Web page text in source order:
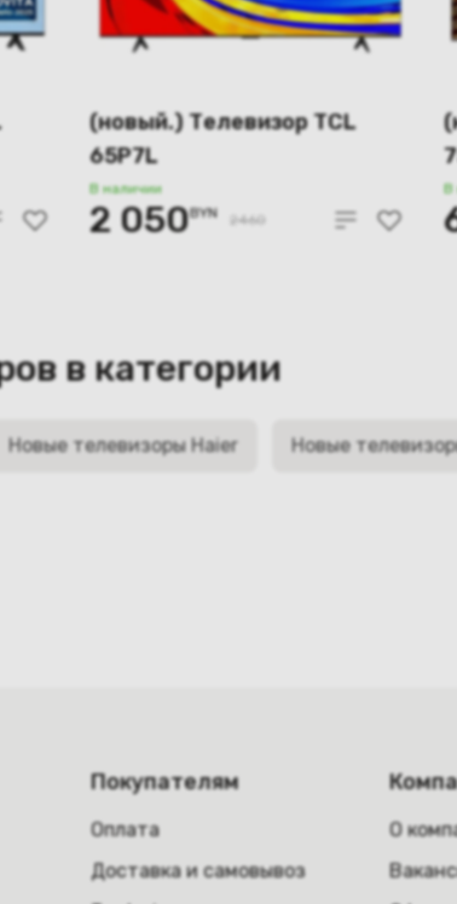
(новый.) Телевизор TCL
65P7L
В наличии
2 050BYN 2460
В
в категории
Новые телевизоры Haier Новые
Покупателям
Оплата
Доставка и самовывоз
О